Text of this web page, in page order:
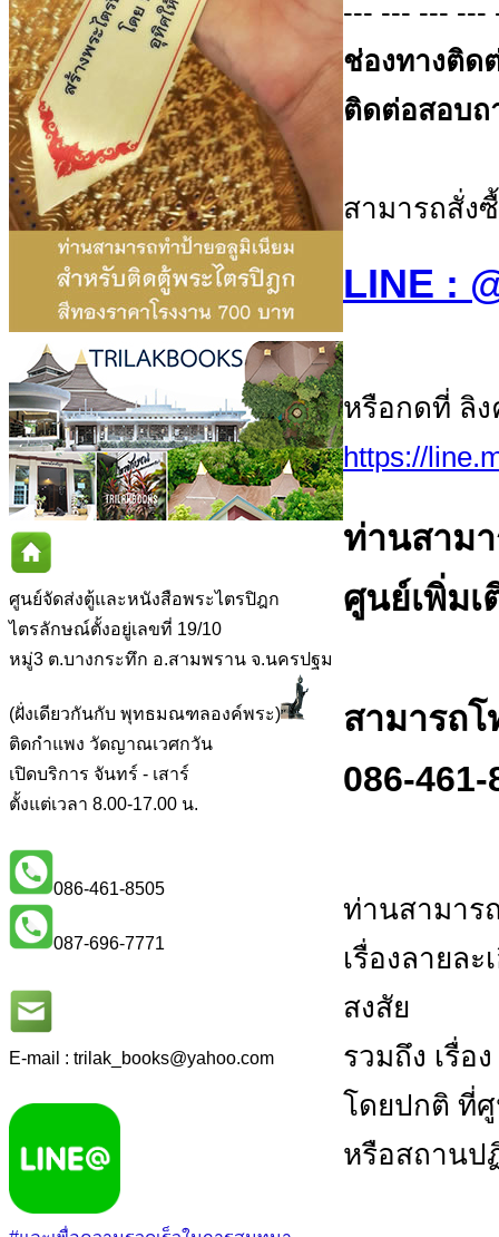
ศูนย์จัดส่งตู้และหนังสือพระไตรปิฎก
ไตรลักษณ์ตั้งอยู่เลขที่ 19/10
หมู่3 ต.บางกระทึก อ.สามพราน จ.นครปฐม
(ฝั่งเดียวกันกับ พุทธมณฑลองค์พระ)
ติดกำแพง วัดญาณเวศกวัน
เปิดบริการ จันทร์ - เสาร์
ตั้งแต่เวลา 8.00-17.00 น.
086-461-8505
087-696-7771
E-mail : trilak_books@yahoo.com
--- --- --- ---
ช่องทางติด
ติดต่อสอบถ
สามารถสั่ง
LINE :
หรือกดที่ ลิง
https://
ท่านสาม
ศูนย์เพิ่มเ
สามารถ
086-461-
ท่านสามาร
เรื่องลายล
สงสัย
รวมถึง เรื่อ
โดยปกติ ที่
หรือสถานป